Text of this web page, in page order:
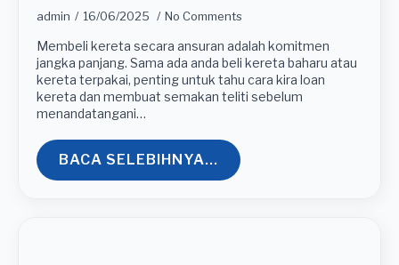
admin 16/06/2025 No Comments
Membeli kereta secara ansuran adalah komitmen
jangka panjang. Sama ada anda beli kereta baharu atau
kereta terpakai, penting untuk tahu cara kira loan
kereta dan membuat semakan teliti sebelum
menandatangani…
BACA SELEBIHNYA...